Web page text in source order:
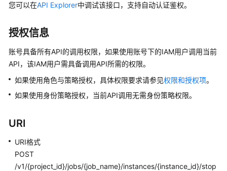
品
绍
数
据
理
方
论
快
速
入
您可以在API Explorer中调试该接口，支持自动认证鉴权。
授权信息
账号具备所有API的调用权限，如果使用账号下的IAM用户调用当前
API，该IAM用户需具备调用API所需的权限。
如果使用角色与策略授权，具体权限要求请参见权限和授权项。
如果使用身份策略授权，当前API调用无需身份策略权限。
URI
URI格式
POST
/v1/{project_id}/jobs/{job_name}/instances/{instance_id}/stop